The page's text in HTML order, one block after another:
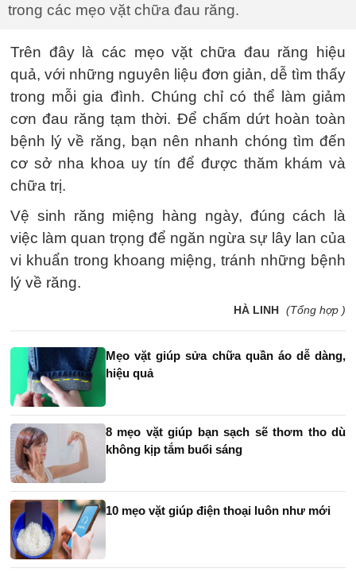
trong các mẹo vặt chữa đau răng.
Trên đây là các mẹo vặt chữa đau răng hiệu
quả, với những nguyên liệu đơn giản, dễ tìm thấy
trong mỗi gia đình. Chúng chỉ có thể làm giảm
cơn đau răng tạm thời. Để chấm dứt hoàn toàn
bệnh lý về răng, bạn nên nhanh chóng tìm đến
cơ sở nha khoa uy tín để được thăm khám và
chữa trị.
Vệ sinh răng miệng hàng ngày, đúng cách là
việc làm quan trọng để ngăn ngừa sự lây lan của
vi khuẩn trong khoang miệng, tránh những bệnh
lý về răng.
HÀ LINH (Tổng hợp )
Mẹo vặt giúp sửa chữa quần áo dễ dàng,
hiệu quả
8 mẹo vặt giúp bạn sạch sẽ thơm tho dù
không kịp tắm buổi sáng
10 mẹo vặt giúp điện thoại luôn như mới